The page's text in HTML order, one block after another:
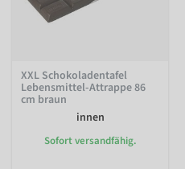
XXL Schokoladentafel
Lebensmittel-Attrappe 86
cm braun
innen
Sofort versandfähig.